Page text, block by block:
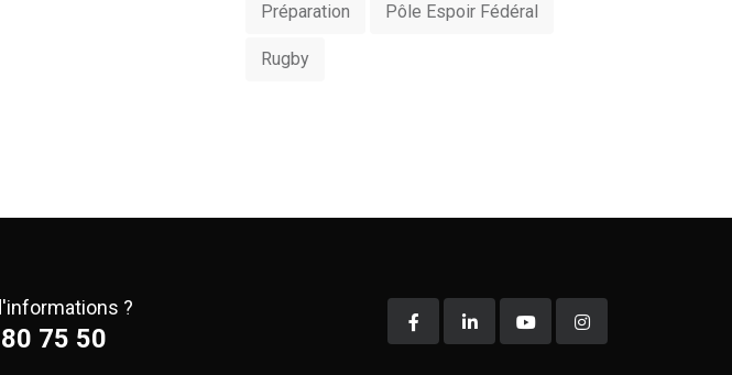
Préparation Pôle Espoir Fédéral
Rugby
?
75 50